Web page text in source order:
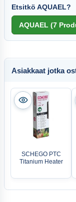
Etsitkö AQUAEL?
Asiakkaat jotka
SCHEGO PTC
Titanium Heater